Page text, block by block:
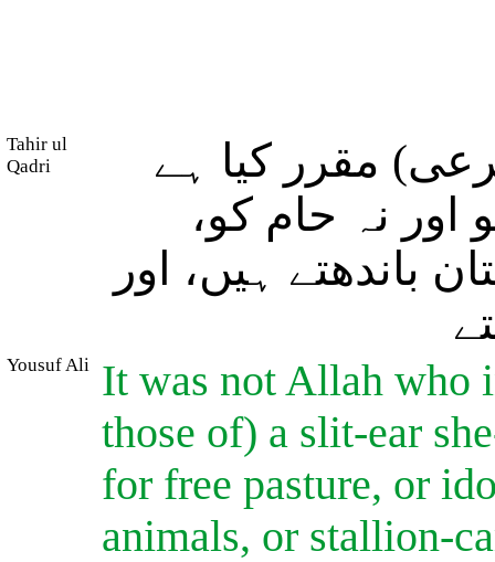
Tahir ul
Qadri
مقرر کیا ہے
اور نہ حام کو،
باندھتے ہیں، اور
Yousuf Ali
It was not Allah who
those of) a slit-ear
for free pasture, or
animals, or stallion-